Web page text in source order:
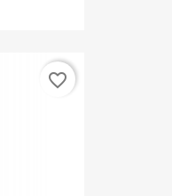
favorite_border